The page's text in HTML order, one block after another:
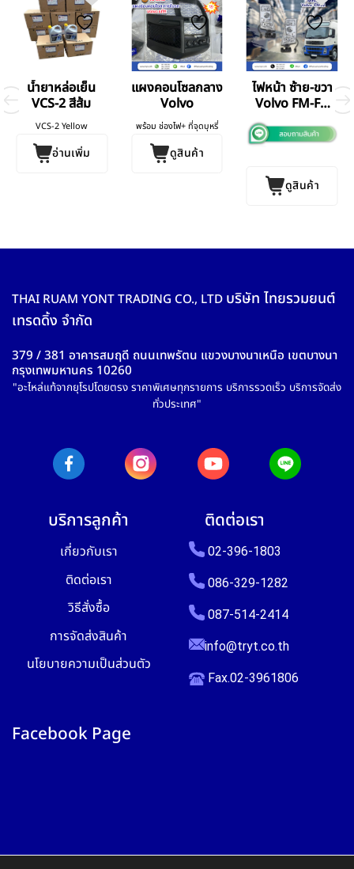
น้ำยาหล่อเย็น
VCS-2 สีส้ม
VCS-2 Yellow
อ่านเพิ่ม
แผงคอนโซลกลาง
Volvo
พร้อม ช่องไฟ+ ที่จุดบุหรี่
ดูสินค้า
ไฟหน้า ซ้าย-ขวา
Volvo FM-FH
ดูสินค้า
THAI RUAM YONT TRADING CO., LTD บริษัท ไทยรวมยนต์
เทรดดิ้ง จำกัด
379 / 381 อาคารสมฤดี ถนนเทพรัตน แขวงบางนาเหนือ เขตบางนา
กรุงเทพมหานคร 10260
"อะไหล่แท้จากยุโรปโดยตรง ราคาพิเศษทุกรายการ บริการรวดเร็ว บริการจัดส่ง
ทั่วประเทศ"
บริการลูกค้า
เกี่ยวกับเรา
ติดต่อเรา
วิธีสั่งซื้อ
การจัดส่งสินค้า
นโยบายความเป็นส่วนตัว
ติดต่อเรา
02-396-1803
086-329-1282
087-514-2414
info@tryt.co.th
Fax.02-3961806
Facebook Page